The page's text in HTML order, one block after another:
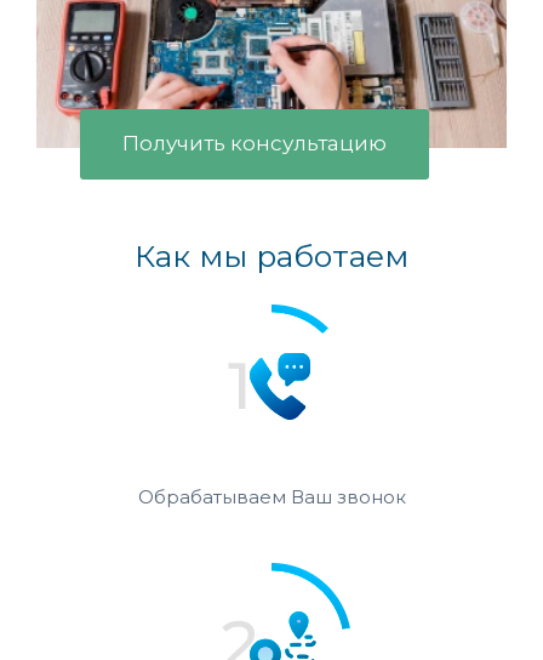
Получить консультацию
Как мы работаем
Обрабатываем Ваш звонок